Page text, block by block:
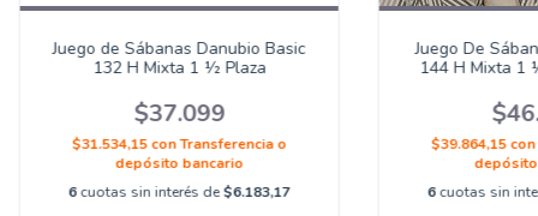
Juego de Sábanas Danubio Basic
132 H Mixta 1 ½ Plaza
$37.099
$31.534,15conTransferencia o
depósito bancario
6cuotas sin interés de$6.183,17
Juego De
144 H Mixta 1
$39.864,15con
6 cuotas sin